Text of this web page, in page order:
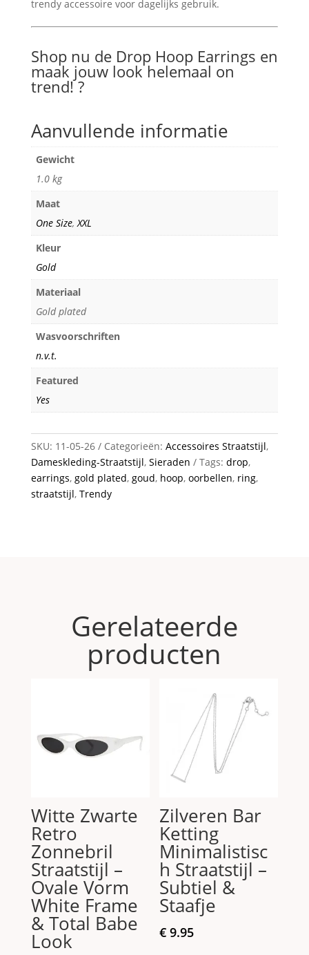
trendy accessoire voor dagelijks gebruik.
Shop nu de Drop Hoop Earrings en
maak jouw look helemaal on
trend! ?
Aanvullende informatie
Gewicht
1.0 kg
Maat
One Size,XXL
Kleur
Gold
Materiaal
Gold plated
Wasvoorschriften
n.v.t.
Featured
Yes
SKU: 11-05-26 Categorieën: Accessoires Straatstijl,
Dameskleding-Straatstijl, Sieraden Tags: drop,
earrings, gold plated, goud, hoop, oorbellen, ring,
straatstijl, Trendy
Gerelateerde
producten
Witte Zwarte
Retro
Zonnebril
Straatstijl –
Ovale Vorm
White Frame
& Total Babe
Look
Zilveren Bar
Ketting
Minimalistisc
h Straatstijl –
Subtiel &
Staafje
€ 9.95